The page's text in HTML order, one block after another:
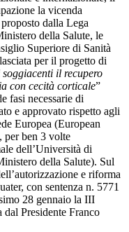
la vicenda
dalla Lega
della Salute, le
Superiore di Sanità
per il progetto di
il recupero
con cecità corticale”
fasi necessarie di
e approvato rispetto agli
Europea (European
per ben 3 volte
dell’Università di
della Salute). Sul
e riforma
con sentenza n. 5771
28 gennaio la III
Presidente Franco